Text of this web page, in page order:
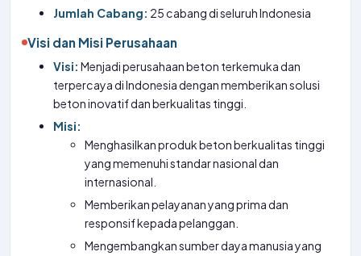
Jumlah Cabang: 25 cabang di seluruh Indonesia
Visi dan Misi Perusahaan
Visi: Menjadi perusahaan beton terkemuka dan
terpercaya di Indonesia dengan memberikan solusi
beton inovatif dan berkualitas tinggi.
Misi:
Menghasilkan produk beton berkualitas tinggi
yang memenuhi standar nasional dan
internasional.
Memberikan pelayanan yang prima dan
responsif kepada pelanggan.
Mengembangkan sumber daya manusia yang